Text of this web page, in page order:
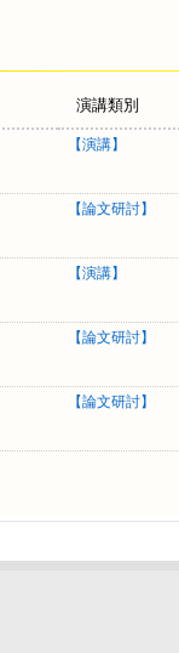
演講類別
【演講】
【論文研討】
【演講】
【論文研討】
【論文研討】